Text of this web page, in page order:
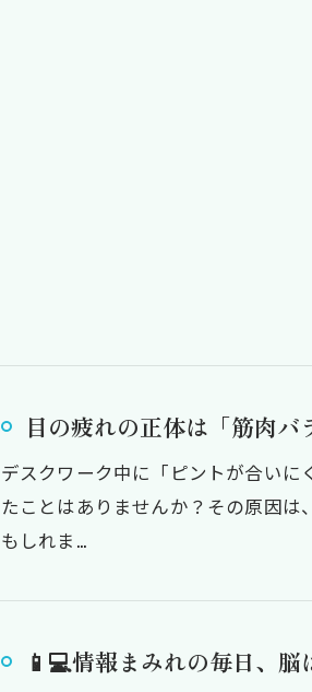
目の疲れの正体は「筋肉
デスクワーク中に「ピントが合い
たことはありませんか？その原因
もしれま…
📱💻情報まみれの毎日、脳